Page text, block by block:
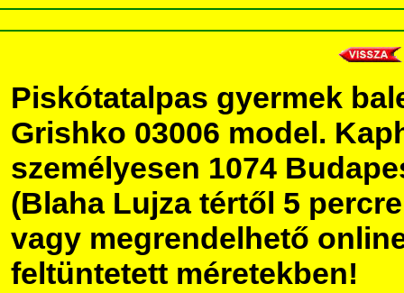
Piskótatalpas gyermek
Grishko 03006 model.
személyesen 1074
(Blaha Lujza tértől 5
vagy megrendelhető
feltüntetett méretekben!